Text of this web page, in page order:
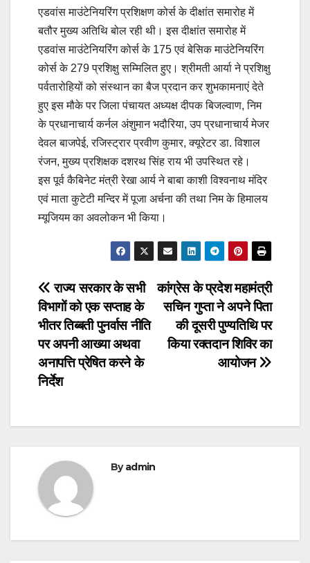
एडवांस माउंटेनियरिंग प्रशिक्षण कोर्स के दीक्षांत समारोह में
बतौर मुख्य अतिथि बोल रही थी। इस दीक्षांत समारोह में
एडवांस माउंटेनियरिंग कोर्स के 175 एवं बेसिक माउंटेनियरिंग
कोर्स के 279 प्रशिक्षु सम्मिलित हुए। श्रीमती आर्या ने प्रशिक्षु
पर्वतारोहियों को संस्थान का बैज प्रदान कर शुभकामनाएं देते
हुए इस मौके पर जिला पंचायत अध्यक्ष दीपक बिजल्वाण, निम
के प्रधानाचार्य कर्नल अंशुमान भदौरिया, उप प्रधानाचार्य मेजर
देवल बाजपेई, रजिस्ट्रार प्रवीण कुमार, क्यूरेटर डा. विशाल
रंजन, मुख्य प्रशिक्षक दशरथ सिंह राय भी उपस्थित रहे।
इस पूर्व कैबिनेट मंत्री रेखा आर्य ने बाबा काशी विश्वनाथ मंदिर
एवं माता कुटेटी मन्दिर में पूजा अर्चना की तथा निम के हिमालय
म्यूजियम का अवलोकन भी किया।
Post
navigation
कांग्रेस के प्रदेश महामंत्री
सचिन गुप्ता ने अपने पिता
की दूसरी पुण्यतिथि पर
किया रक्तदान शिविर का
आयोजन
राज्य सरकार के सभी
विभागों को एक सप्ताह के
भीतर तिब्बती पुनर्वास नीति
पर अपनी आख्या अथवा
अनापत्ति प्रेषित करने के
निर्देश
Byadmin